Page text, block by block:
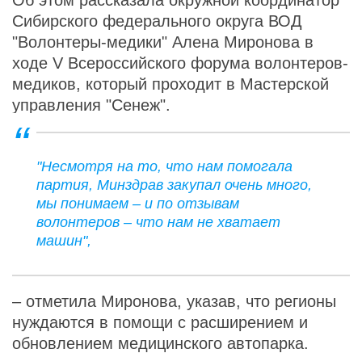
Сибирского федерального округа ВОД
"Волонтеры-медики" Алена Миронова в
ходе V Всероссийского форума волонтеров-
медиков, который проходит в Мастерской
управления "Сенеж".
"Несмотря на то, что нам помогала
партия, Минздрав закупал очень много,
мы понимаем – и по отзывам
волонтеров – что нам не хватает
машин",
– отметила Миронова, указав, что регионы
нуждаются в помощи с расширением и
обновлением медицинского автопарка.